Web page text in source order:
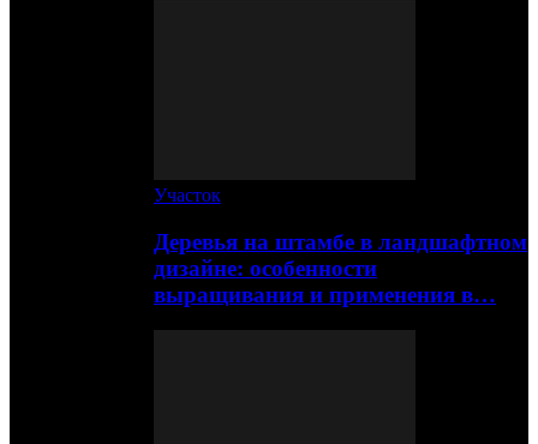
Участок
Деревья на штамбе в ландшафтном
дизайне: особенности
выращивания и применения в…